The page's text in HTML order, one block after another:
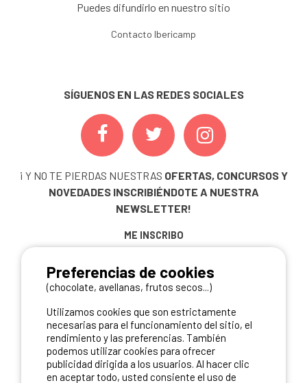
Puedes difundirlo en nuestro sitio
Contacto Ibericamp
SÍGUENOS EN LAS REDES SOCIALES
¡ Y NO TE PIERDAS NUESTRAS OFERTAS, CONCURSOS Y
NOVEDADES INSCRIBIÉNDOTE A NUESTRA
NEWSLETTER!
ME INSCRIBO
NUESTROS PARTNERS
Preferencias de cookies
(chocolate, avellanas, frutos secos...)
Utilizamos cookies que son estrictamente
necesarias para el funcionamiento del sitio, el
rendimiento y las preferencias. También
podemos utilizar cookies para ofrecer
publicidad dirigida a los usuarios. Al hacer clic
en aceptar todo, usted consiente el uso de